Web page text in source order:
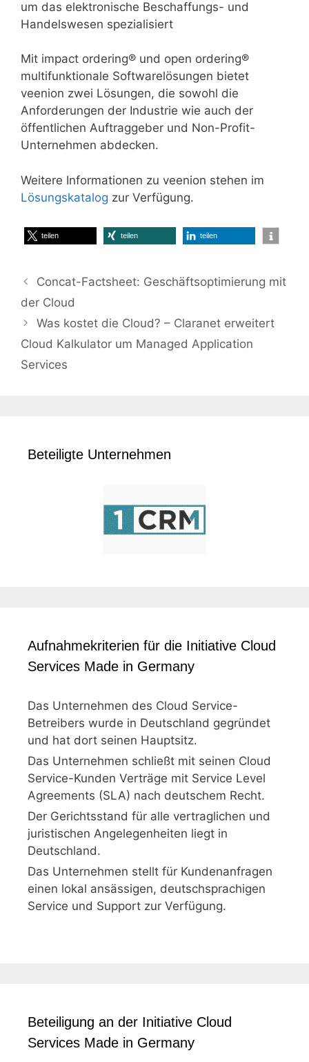
um das elektronische Beschaffungs- und
Handelswesen spezialisiert
Mit impact ordering® und open ordering®
multifunktionale Softwarelösungen bietet
veenion zwei Lösungen, die sowohl die
Anforderungen der Industrie wie auch der
öffentlichen Auftraggeber und Non-Profit-
Unternehmen abdecken.
Weitere Informationen zu veenion stehen im
Lösungskatalog zur Verfügung.
teilen teilen teilen
Concat-Factsheet: Geschäftsoptimierung mit
der Cloud
Was kostet die Cloud? – Claranet erweitert
Cloud Kalkulator um Managed Application
Services
Beteiligte Unternehmen
Aufnahmekriterien für die Initiative Cloud
Services Made in Germany
Das Unternehmen des Cloud Service-
Betreibers wurde in Deutschland gegründet
und hat dort seinen Hauptsitz.
Das Unternehmen schließt mit seinen Cloud
Service-Kunden Verträge mit Service Level
Agreements (SLA) nach deutschem Recht.
Der Gerichtsstand für alle vertraglichen und
juristischen Angelegenheiten liegt in
Deutschland.
Das Unternehmen stellt für Kundenanfragen
einen lokal ansässigen, deutschsprachigen
Service und Support zur Verfügung.
Beteiligung an der Initiative Cloud
Services Made in Germany